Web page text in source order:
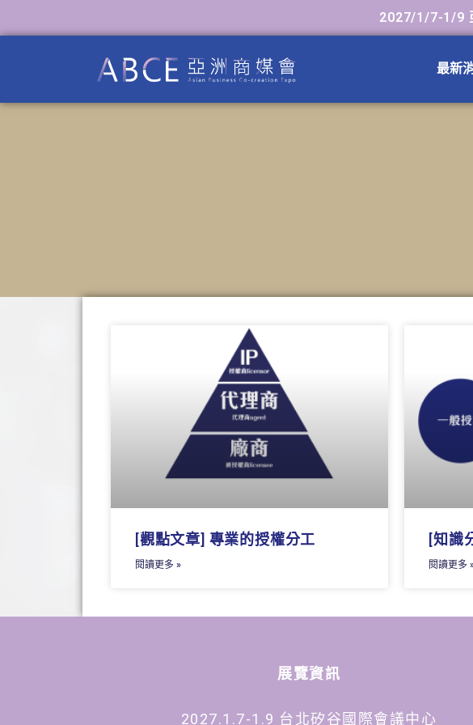
2027/1/7-1/9
最新
[觀點文章] 專業的授權分工
閱讀更多 »
[知識
閱讀更多
展覽資訊
2027.1.7-1.9 台北矽谷國際會議中心